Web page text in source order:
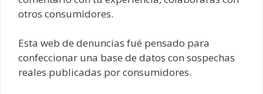
otros consumidores.
Esta web de denuncias fué pensado para
confeccionar una base de datos con sospechas
reales publicadas por consumidores.